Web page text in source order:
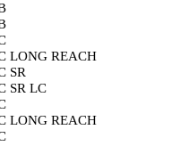
LONG REACH
SR
SR LC
LONG REACH